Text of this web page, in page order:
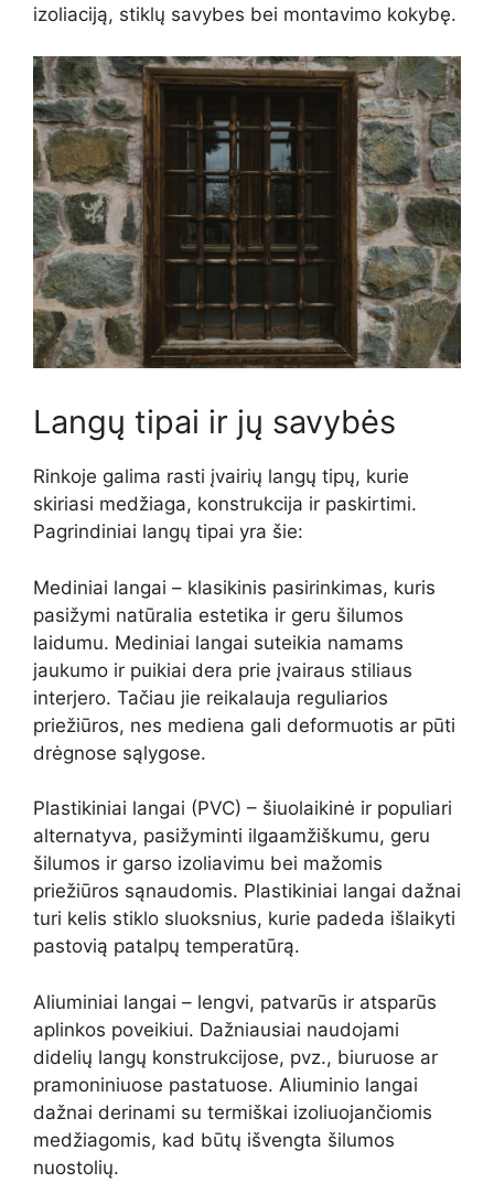
izoliaciją, stiklų savybes bei montavimo kokybę.
Langų tipai ir jų savybės
Rinkoje galima rasti įvairių langų tipų, kurie
skiriasi medžiaga, konstrukcija ir paskirtimi.
Pagrindiniai langų tipai yra šie:
Mediniai langai – klasikinis pasirinkimas, kuris
pasižymi natūralia estetika ir geru šilumos
laidumu. Mediniai langai suteikia namams
jaukumo ir puikiai dera prie įvairaus stiliaus
interjero. Tačiau jie reikalauja reguliarios
priežiūros, nes mediena gali deformuotis ar pūti
drėgnose sąlygose.
Plastikiniai langai (PVC) – šiuolaikinė ir populiari
alternatyva, pasižyminti ilgaamžiškumu, geru
šilumos ir garso izoliavimu bei mažomis
priežiūros sąnaudomis. Plastikiniai langai dažnai
turi kelis stiklo sluoksnius, kurie padeda išlaikyti
pastovią patalpų temperatūrą.
Aliuminiai langai – lengvi, patvarūs ir atsparūs
aplinkos poveikiui. Dažniausiai naudojami
didelių langų konstrukcijose, pvz., biuruose ar
pramoniniuose pastatuose. Aliuminio langai
dažnai derinami su termiškai izoliuojančiomis
medžiagomis, kad būtų išvengta šilumos
nuostolių.